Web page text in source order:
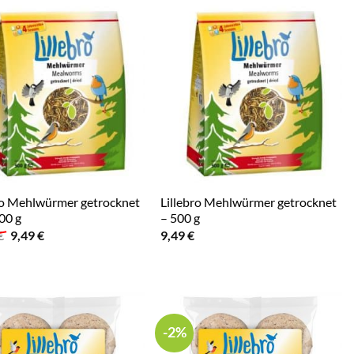
Mehlwürmer getrocknet
g
Ursprünglicher
Preis
9,49€Aktueller
Lillebro Mehlwürmer getrocknet
– 500 g
9,49€
-2%